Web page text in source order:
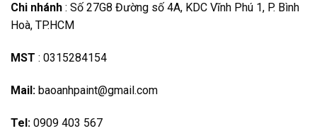
Chi nhánh : Số 27G8 Đường số 4A, KDC Vĩnh Phú 1, P. Bình
Hoà, TP.HCM
MST : 0315284154
Mail: baoanhpaint@gmail.com
Tel: 0909 403 567